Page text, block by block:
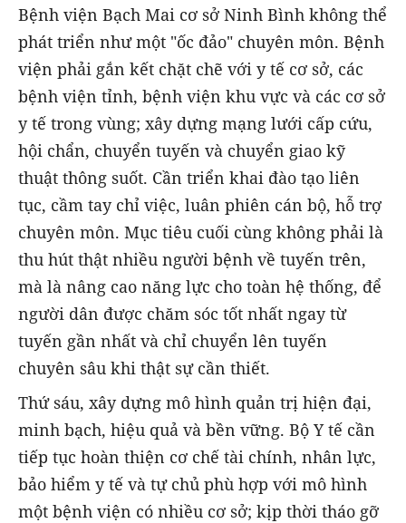
Bệnh viện Bạch Mai cơ sở Ninh Bình không thể
phát triển như một "ốc đảo" chuyên môn. Bệnh
viện phải gắn kết chặt chẽ với y tế cơ sở, các
bệnh viện tỉnh, bệnh viện khu vực và các cơ sở
y tế trong vùng; xây dựng mạng lưới cấp cứu,
hội chẩn, chuyển tuyến và chuyển giao kỹ
thuật thông suốt. Cần triển khai đào tạo liên
tục, cầm tay chỉ việc, luân phiên cán bộ, hỗ trợ
chuyên môn. Mục tiêu cuối cùng không phải là
thu hút thật nhiều người bệnh về tuyến trên,
mà là nâng cao năng lực cho toàn hệ thống, để
người dân được chăm sóc tốt nhất ngay từ
tuyến gần nhất và chỉ chuyển lên tuyến
chuyên sâu khi thật sự cần thiết.
Thứ sáu, xây dựng mô hình quản trị hiện đại,
minh bạch, hiệu quả và bền vững. Bộ Y tế cần
tiếp tục hoàn thiện cơ chế tài chính, nhân lực,
bảo hiểm y tế và tự chủ phù hợp với mô hình
một bệnh viện có nhiều cơ sở; kịp thời tháo gỡ